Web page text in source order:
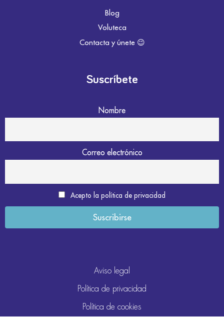
Blog
Voluteca
Contacta y únete 😉
Suscríbete
Nombre
Correo electrónico
Acepto la política de privacidad
Aviso legal
Política de privacidad
Política de cookies